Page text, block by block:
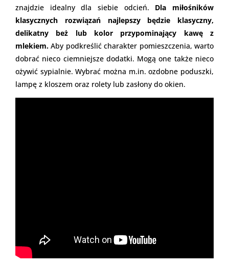
znajdzie idealny dla siebie odcień. Dla miłośników
klasycznych rozwiązań najlepszy będzie klasyczny,
delikatny beż lub kolor przypominający kawę z
mlekiem. Aby podkreślić charakter pomieszczenia, warto
dobrać nieco ciemniejsze dodatki. Mogą one także nieco
ożywić sypialnie. Wybrać można m.in. ozdobne poduszki,
lampę z kloszem oraz rolety lub zasłony do okien.